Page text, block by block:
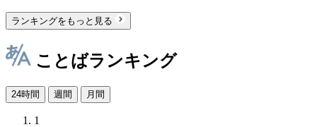
ランキングをもっと見る
ことばランキング
24時間 週間 月間
1